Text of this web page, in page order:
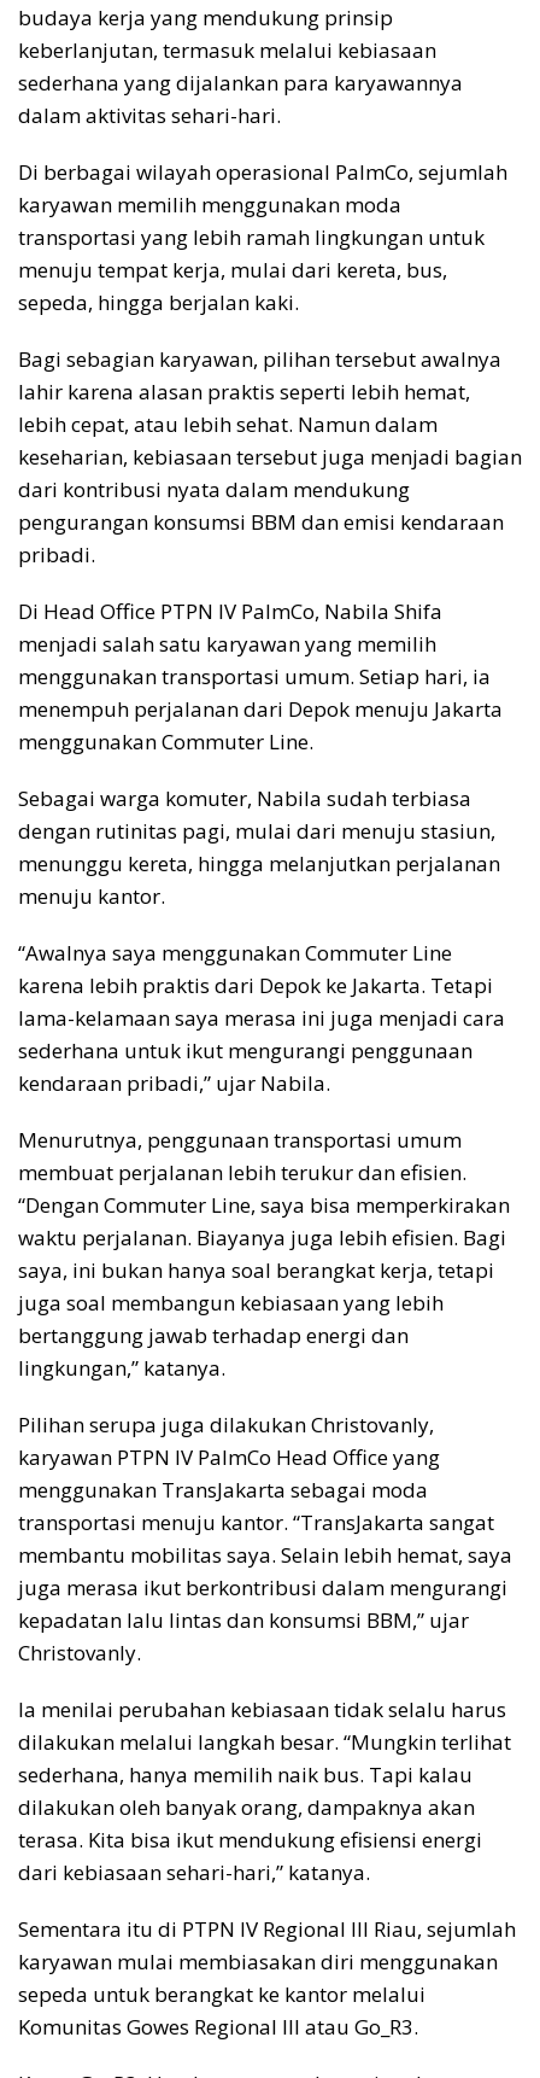
budaya kerja yang mendukung prinsip
keberlanjutan, termasuk melalui kebiasaan
sederhana yang dijalankan para karyawannya
dalam aktivitas sehari-hari.
Di berbagai wilayah operasional PalmCo, sejumlah
karyawan memilih menggunakan moda
transportasi yang lebih ramah lingkungan untuk
menuju tempat kerja, mulai dari kereta, bus,
sepeda, hingga berjalan kaki.
Bagi sebagian karyawan, pilihan tersebut awalnya
lahir karena alasan praktis seperti lebih hemat,
lebih cepat, atau lebih sehat. Namun dalam
keseharian, kebiasaan tersebut juga menjadi bagian
dari kontribusi nyata dalam mendukung
pengurangan konsumsi BBM dan emisi kendaraan
pribadi.
Di Head Office PTPN IV PalmCo, Nabila Shifa
menjadi salah satu karyawan yang memilih
menggunakan transportasi umum. Setiap hari, ia
menempuh perjalanan dari Depok menuju Jakarta
menggunakan Commuter Line.
Sebagai warga komuter, Nabila sudah terbiasa
dengan rutinitas pagi, mulai dari menuju stasiun,
menunggu kereta, hingga melanjutkan perjalanan
menuju kantor.
“Awalnya saya menggunakan Commuter Line
karena lebih praktis dari Depok ke Jakarta. Tetapi
lama-kelamaan saya merasa ini juga menjadi cara
sederhana untuk ikut mengurangi penggunaan
kendaraan pribadi,” ujar Nabila.
Menurutnya, penggunaan transportasi umum
membuat perjalanan lebih terukur dan efisien.
“Dengan Commuter Line, saya bisa memperkirakan
waktu perjalanan. Biayanya juga lebih efisien. Bagi
saya, ini bukan hanya soal berangkat kerja, tetapi
juga soal membangun kebiasaan yang lebih
bertanggung jawab terhadap energi dan
lingkungan,” katanya.
Pilihan serupa juga dilakukan Christovanly,
karyawan PTPN IV PalmCo Head Office yang
menggunakan TransJakarta sebagai moda
transportasi menuju kantor. “TransJakarta sangat
membantu mobilitas saya. Selain lebih hemat, saya
juga merasa ikut berkontribusi dalam mengurangi
kepadatan lalu lintas dan konsumsi BBM,” ujar
Christovanly.
Ia menilai perubahan kebiasaan tidak selalu harus
dilakukan melalui langkah besar. “Mungkin terlihat
sederhana, hanya memilih naik bus. Tapi kalau
dilakukan oleh banyak orang, dampaknya akan
terasa. Kita bisa ikut mendukung efisiensi energi
dari kebiasaan sehari-hari,” katanya.
Sementara itu di PTPN IV Regional III Riau, sejumlah
karyawan mulai membiasakan diri menggunakan
sepeda untuk berangkat ke kantor melalui
Komunitas Gowes Regional III atau Go_R3.